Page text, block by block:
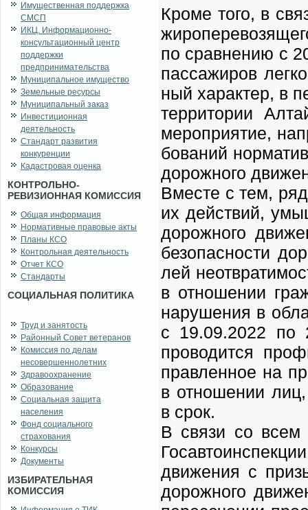
Имущественная поддержка
СМСП
ИКЦ. Информационно-
консультационный центр
поддержки
предпринимательства
Муниципальное имущество
Земельные ресурсы
Муниципальный заказ
Инвестиционная
деятельность
Стандарт развития
конкуренции
Кадастровая оценка
КОНТРОЛЬНО-
РЕВИЗИОННАЯ КОМИССИЯ
Общая информация
Нормативные правовые акты
Планы КСО
Контрольная деятельность
Отчет КСО
Стандарты
СОЦИАЛЬНАЯ ПОЛИТИКА
Труд и занятость
Районный Совет ветеранов
Комиссия по делам
несовершеннолетних
Здравоохранение
Образование
Социальная защита
населения
Фонд социального
страхования
Конкурсы
Документы
ИЗБИРАТЕЛЬНАЯ
КОМИССИЯ
Кро­ме то­го, в
по срав­не­нию с
пас­са­жи­ров
ный ха­рак­тер, в
тер­ри­то­рии
ме­ро­при­я­тие,
бо­ва­ний
до­рож­но­го
Вме­сте с тем,
их дей­ствий,
до­рож­но­го
без­опас­но­сти
лей
в от­но­ше­нии
на­ру­ше­ния в
с 19.09.2022 по
про­во­дит­ся
прав­лен­ное на
в от­но­ше­нии
в срок.
В свя­зи со всем
дви­же­ния с
до­рож­но­го